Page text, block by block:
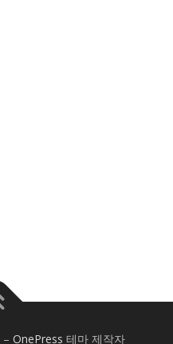
– OnePress 테마 제작자